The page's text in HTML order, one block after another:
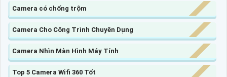
Camera có chống trộm
Camera Cho Công Trình Chuyên Dụng
Camera Nhìn Màn Hình Máy Tính
Top 5 Camera Wifi 360 Tốt